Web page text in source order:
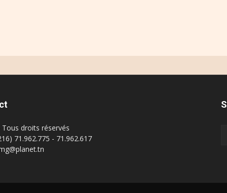
droits réservés
71.962.775 - 71.962.617